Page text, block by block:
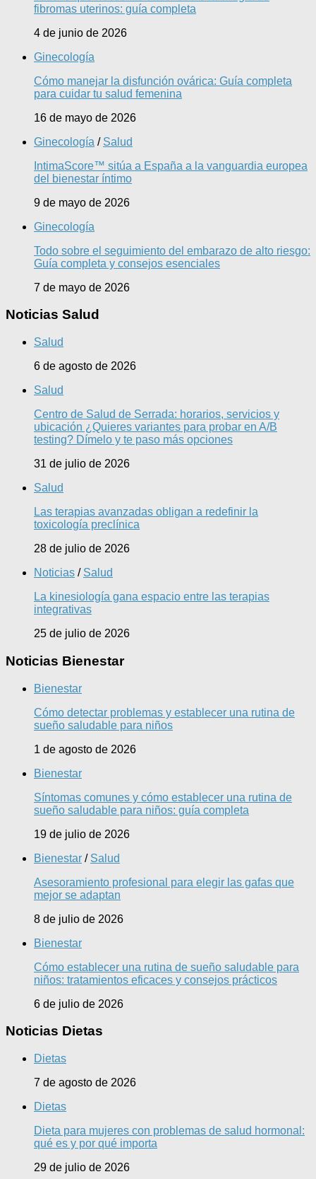
fibromas uterinos: guía completa
4 de junio de 2026
Ginecología
Cómo manejar la disfunción ovárica: Guía completa
para cuidar tu salud femenina
16 de mayo de 2026
Ginecología / Salud
IntimaScore™ sitúa a España a la vanguardia europea
del bienestar íntimo
9 de mayo de 2026
Ginecología
Todo sobre el seguimiento del embarazo de alto riesgo:
Guía completa y consejos esenciales
7 de mayo de 2026
Noticias Salud
Salud
6 de agosto de 2026
Salud
Centro de Salud de Serrada: horarios, servicios y
ubicación ¿Quieres variantes para probar en A/B
testing? Dímelo y te paso más opciones
31 de julio de 2026
Salud
Las terapias avanzadas obligan a redefinir la
toxicología preclínica
28 de julio de 2026
Noticias / Salud
La kinesiología gana espacio entre las terapias
integrativas
25 de julio de 2026
Noticias Bienestar
Bienestar
Cómo detectar problemas y establecer una rutina de
sueño saludable para niños
1 de agosto de 2026
Bienestar
Síntomas comunes y cómo establecer una rutina de
sueño saludable para niños: guía completa
19 de julio de 2026
Bienestar / Salud
Asesoramiento profesional para elegir las gafas que
mejor se adaptan
8 de julio de 2026
Bienestar
Cómo establecer una rutina de sueño saludable para
niños: tratamientos eficaces y consejos prácticos
6 de julio de 2026
Noticias Dietas
Dietas
7 de agosto de 2026
Dietas
Dieta para mujeres con problemas de salud hormonal:
qué es y por qué importa
29 de julio de 2026